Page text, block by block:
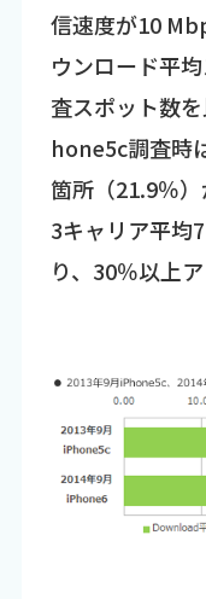
信速度が10
ウンロード平
査スポット数
hone5c調査時
箇所（21.9％
3キャリア平均
り、30％以上ア